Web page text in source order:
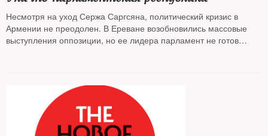
Несмотря на уход Сержа Саргсяна, политический кризис в
Армении не преодолен. В Ереване возобновились массовые
выступления оппозиции, но ее лидера парламент не готов